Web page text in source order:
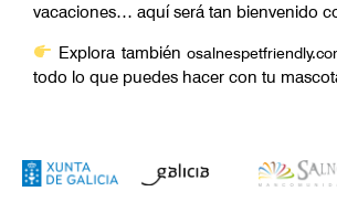
vacaciones… aquí será tan bienvenido
Explora también
todo lo que puedes hacer con tu